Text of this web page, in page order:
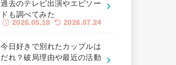
過去のテレビ出演やエピソー
ドも調べてみた
2026.05.18 2026.07.24
今日好きで別れたカップルは
だれ？破局理由や最近の活動